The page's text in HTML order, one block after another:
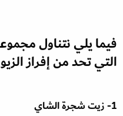
فيما يلي نتناول
التي تحد من إفراز
1- زيت شجرة الشاي